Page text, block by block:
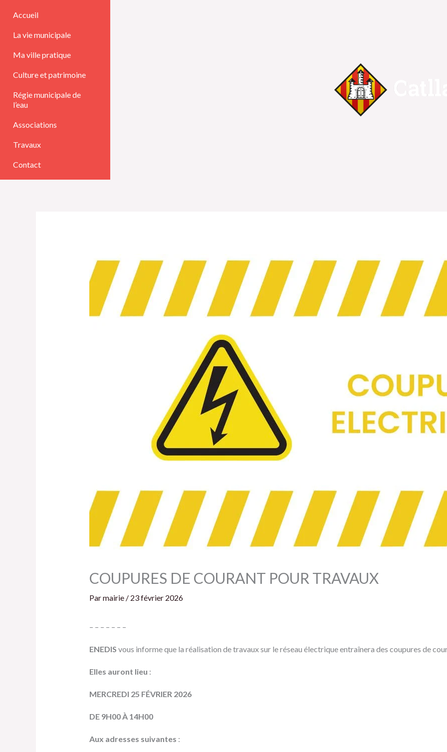
contenu
Accueil
La vie municipale
Ma ville pratique
Culture et patrimoine
Régie municipale de
l’eau
Associations
Travaux
Contact
COUPURES DE COURANT POUR TRAVAUX
Parmairie / 23 février 2026
– – – – – – –
ENEDIS vous informe que la réalisation de travaux sur le réseau électrique entraînera des coupures de
Elles auront lieu :
MERCREDI 25 FÉVRIER 2026
DE 9H00 À 14H00
Aux adresses suivantes :